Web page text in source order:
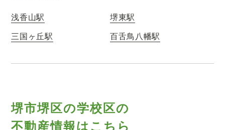
浅香山駅
堺東駅
三国ヶ丘駅
百舌鳥八幡駅
堺市堺区の学校区の
不動産情報はこちら